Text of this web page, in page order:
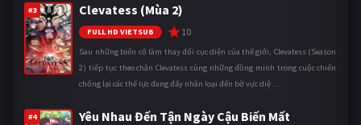
#3 Clevatess (Mùa 2)
FULL HD VIETSUB 10
Sau những biến cố làm thay đổi cục diện của thế giới, Clevatess (Season
2) tiếp tục theo chân Clevatess cùng những đồng minh trong cuộc chiến
chống lại các thế lực đang đẩy nhân loại đến bờ vực diệ ...
#4 Yêu Nhau Đến Tận Ngày Cậu Biến Mất